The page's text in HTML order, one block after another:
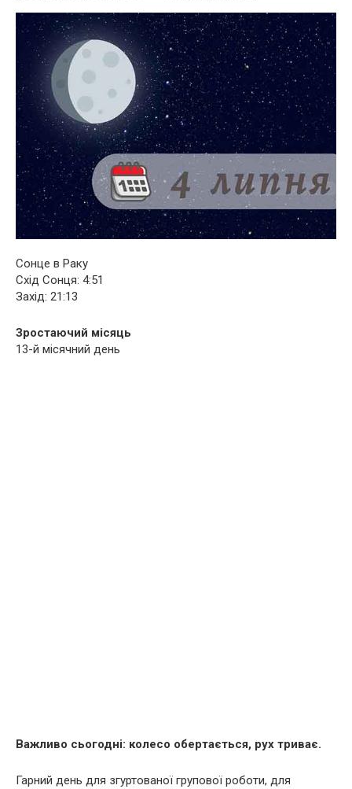
Сонце в Раку
Схід Сонця: 4:51
Захід: 21:13
Зростаючий місяць
13-й місячний день
Важливо сьогодні: колесо обертається, рух триває.
Гарний день для згуртованої групової роботи, для